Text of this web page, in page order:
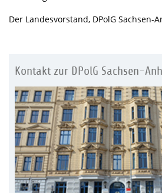
Der Landesvorstand, DPolG Sachsen-
Kontakt zur DPolG Sachsen-